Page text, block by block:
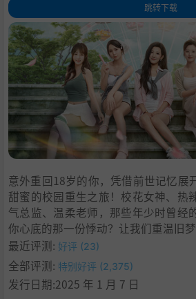
跳转下载
1.关于此游戏
.
3.
4
系统需求
5. 支持作者
6.学习
意外重回18岁的你，凭借前世记忆展
甜蜜的校园重生之旅！校花女神、热
气总监、温柔老师，那些年少时曾经
你心底的那一份悸动？让我们重温旧梦
最近评测: 好评 (23)
全部评测: 特别好评 (2,375)
发行日期:2025 年 1 月 7 日